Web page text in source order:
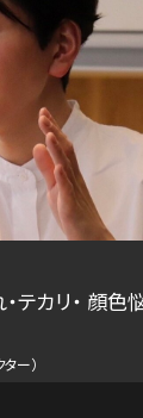
テカリ・ 顔色
ー）